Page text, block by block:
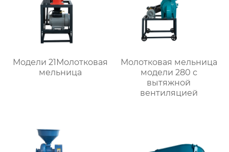
Модели 21Молотковая
мельница
Молотковая мельница
модели 280 с
вытяжной
вентиляцией